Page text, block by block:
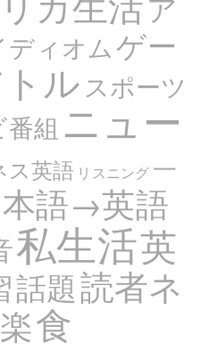
ディオムゲー
ルスポーツ
組 ニュー
ス英語 リスニング 一
本語→英語
私生活英
話題読者ネ
食